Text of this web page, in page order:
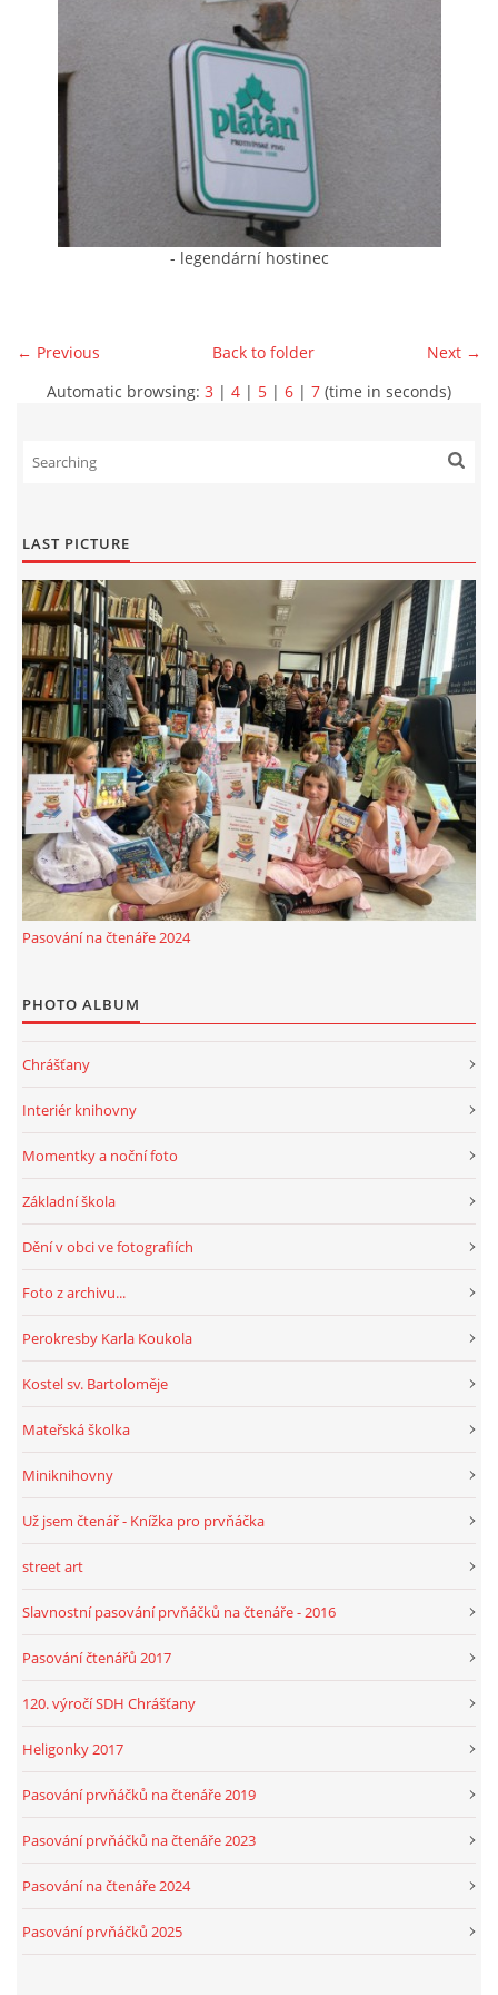
- legendární hostinec
← Previous Next →
Back to folder
Automatic browsing: 3 | 4 | 5 | 6 | 7 (time in seconds)
LAST PICTURE
Pasování na čtenáře 2024
PHOTO ALBUM
Chrášťany
Interiér knihovny
Momentky a noční foto
Základní škola
Dění v obci ve fotografiích
Foto z archivu...
Perokresby Karla Koukola
Kostel sv. Bartoloměje
Mateřská školka
Miniknihovny
Už jsem čtenář - Knížka pro prvňáčka
street art
Slavnostní pasování prvňáčků na čtenáře - 2016
Pasování čtenářů 2017
120. výročí SDH Chrášťany
Heligonky 2017
Pasování prvňáčků na čtenáře 2019
Pasování prvňáčků na čtenáře 2023
Pasování na čtenáře 2024
Pasování prvňáčků 2025